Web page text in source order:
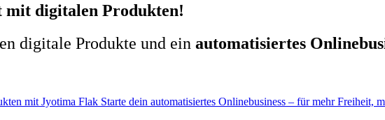
digitalen Produkten!
digitale Produkte und ein automatisiertes